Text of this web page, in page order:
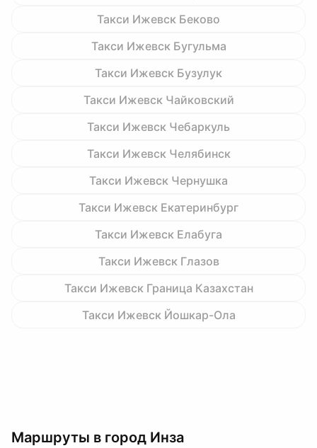
Такси Ижевск Беково
Такси Ижевск Бугульма
Такси Ижевск Бузулук
Такси Ижевск Чайковский
Такси Ижевск Чебаркуль
Такси Ижевск Челябинск
Такси Ижевск Чернушка
Такси Ижевск Екатеринбург
Такси Ижевск Елабуга
Такси Ижевск Глазов
Такси Ижевск Граница Казахстан
Такси Ижевск Йошкар-Ола
Маршруты в город Инза